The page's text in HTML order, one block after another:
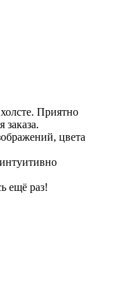
Приятно
заказа.
цвета
ещё раз!